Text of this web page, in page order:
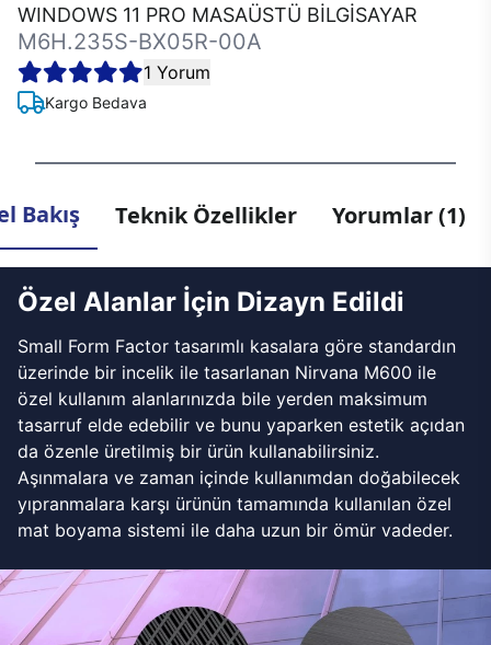
WINDOWS 11 PRO MASAÜSTÜ BİLGİSAYAR
M6H.235S-BX05R-00A
1 Yorum
Kargo Bedava
Bakış Teknik Özellikler Yorumlar (1)
Özel Alanlar İçin Dizayn Edildi
Small Form Factor tasarımlı kasalara göre standardın
üzerinde bir incelik ile tasarlanan Nirvana M600 ile
özel kullanım alanlarınızda bile yerden maksimum
tasarruf elde edebilir ve bunu yaparken estetik açıdan
da özenle üretilmiş bir ürün kullanabilirsiniz.
Aşınmalara ve zaman içinde kullanımdan doğabilecek
yıpranmalara karşı ürünün tamamında kullanılan özel
mat boyama sistemi ile daha uzun bir ömür vadeder.